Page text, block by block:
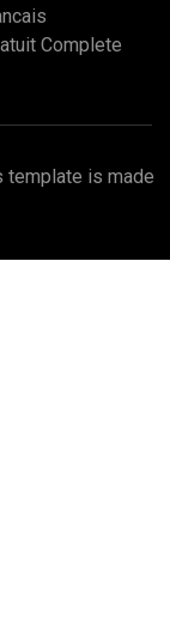
Complete
template is made